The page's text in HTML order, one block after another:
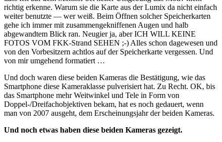
richtig erkenne. Warum sie die Karte aus der Lumix da nicht einfach
weiter benutzte — wer weiß. Beim Öffnen solcher Speicherkarten
gehe ich immer mit zusammengekniffenen Augen und halb
abgewandtem Blick ran. Neugier ja, aber ICH WILL KEINE
FOTOS VOM FKK-Strand SEHEN ;-) Alles schon dagewesen und
von den Vorbesitzern achtlos auf der Speicherkarte vergessen. Und
von mir umgehend formatiert …
Und doch waren diese beiden Kameras die Bestätigung, wie das
Smartphone diese Kameraklasse pulverisiert hat. Zu Recht. OK, bis
das Smartphone mehr Weitwinkel und Tele in Form von
Doppel-/Dreifachobjektiven bekam, hat es noch gedauert, wenn
man von 2007 ausgeht, dem Erscheinungsjahr der beiden Kameras.
Und noch etwas haben diese beiden Kameras gezeigt.